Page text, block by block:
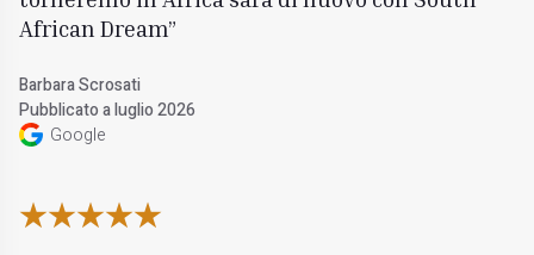
African Dream
Barbara Scrosati
Pubblicato a luglio 2026
Google